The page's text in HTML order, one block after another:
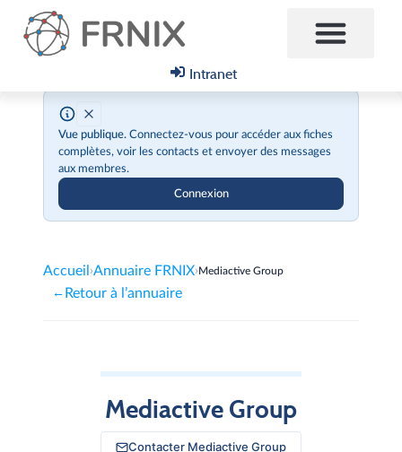
Intranet
Vue publique. Connectez-vous pour accéder aux fiches
complètes, voir les contacts et envoyer des messages
aux membres.
Connexion
Accueil ›Annuaire FRNIX›Mediactive Group
← Retour à l’annuaire
Mediactive Group
Contacter Mediactive Group